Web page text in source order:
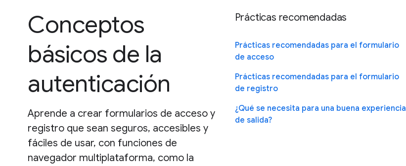
Conceptos
básicos de la
autenticación
Aprende a crear formularios de acceso y
registro que sean seguros, accesibles y
fáciles de usar, con funciones de
navegador multiplataforma, como la
Prácticas recomendadas
Prácticas recomendadas para el formulario
de acceso
Prácticas recomendadas para el formulario
de registro
¿Qué se necesita para una buena experiencia
de salida?